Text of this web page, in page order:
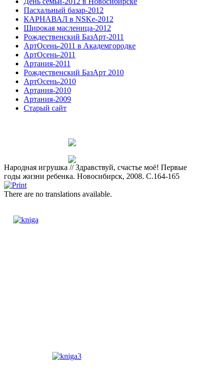
Пасхальный базар-2012
КАРНАВАЛ в NSKe-2012
Широкая масленица-2012
Рождественский БазАрт-2011
АртОсень-2011 в Академгородке
АртОсень-2011
Артания-2011
Рождественский БазАрт 2010
АртОсень-2010
Артания-2010
Артания-2009
Старый сайт
Народная игрушка // Здравствуй, счастье моё! Первые
годы жизни ребенка. Новосибирск, 2008. С.164-165
There are no translations available.